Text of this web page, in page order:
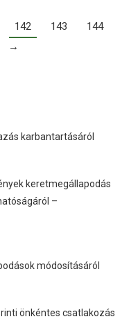
142 143
144
→
karbantartásáról
keretmegállapodás
–
módosításáról
önkéntes csatlakozás